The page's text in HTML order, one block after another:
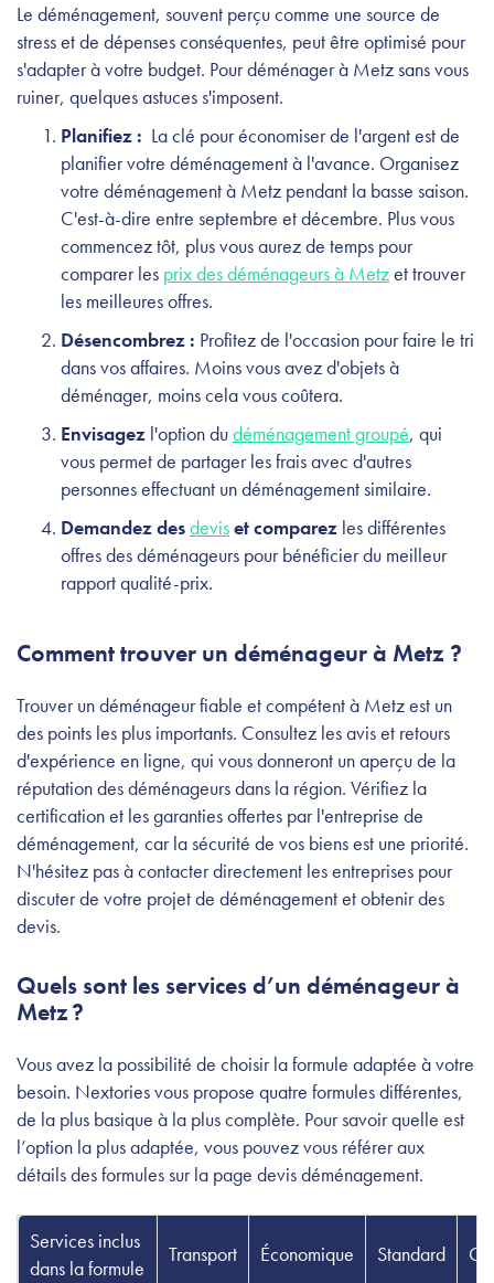
Le déménagement, souvent perçu comme une source de
stress et de dépenses conséquentes, peut être optimisé pour
s'adapter à votre budget. Pour déménager à Metz sans vous
ruiner, quelques astuces s'imposent.
Planifiez : La clé pour économiser de l'argent est de
planifier votre déménagement à l'avance. Organisez
votre déménagement à Metz pendant la basse saison.
C'est-à-dire entre septembre et décembre. Plus vous
commencez tôt, plus vous aurez de temps pour
comparer les prix des déménageurs à Metzet trouver
les meilleures offres.
Désencombrez : Profitez de l'occasion pour faire le tri
dans vos affaires. Moins vous avez d'objets à
déménager, moins cela vous coûtera.
Envisagez l'option dudéménagement groupé, qui
vous permet de partager les frais avec d'autres
personnes effectuant un déménagement similaire.
Demandez desdeviset comparez les différentes
offres des déménageurs pour bénéficier du meilleur
rapport qualité-prix.
Comment trouver un déménageur à Metz ?
Trouver un déménageur fiable et compétent à Metz est un
des points les plus importants. Consultez les avis et retours
d'expérience en ligne, qui vous donneront un aperçu de la
réputation des déménageurs dans la région. Vérifiez la
certification et les garanties offertes par l'entreprise de
déménagement, car la sécurité de vos biens est une priorité.
N'hésitez pas à contacter directement les entreprises pour
discuter de votre projet de déménagement et obtenir des
devis.
Quels sont les services d’un déménageur à
Metz ?
Vous avez la possibilité de choisir la formule adaptée à votre
besoin. Nextories vous propose quatre formules différentes,
de la plus basique à la plus complète. Pour savoir quelle est
l’option la plus adaptée, vous pouvez vous référer aux
détails des formules sur la page devis déménagement.
Services inclus
dans la formule
Transport Économique Standard